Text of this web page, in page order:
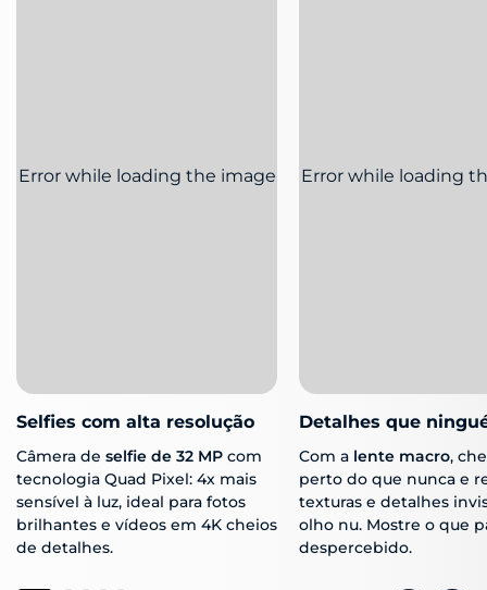
Selfies com alta resolução
Câmera de selfie de 32 MP com
tecnologia Quad Pixel: 4x mais
sensível à luz, ideal para fotos
brilhantes e vídeos em 4K cheios
de detalhes.
Detalhes que
Com a lente macro,
perto do que nunca e
texturas e detalhes
olho nu. Mostre o que
despercebido.